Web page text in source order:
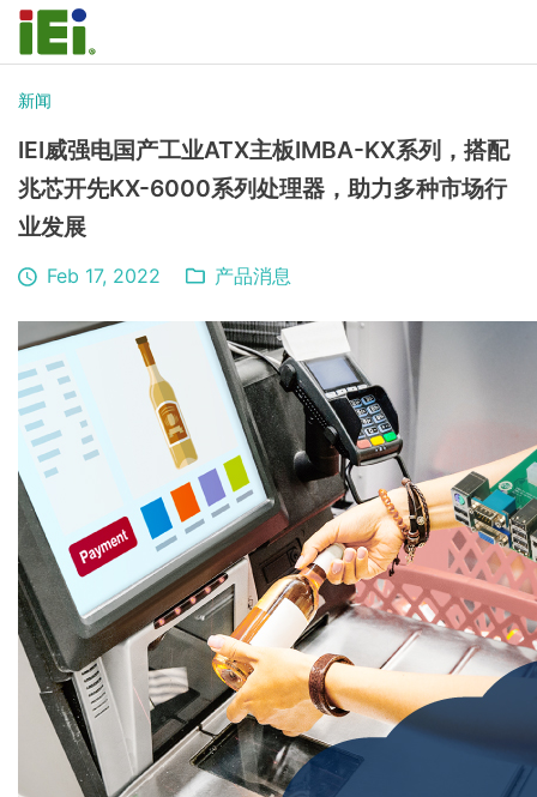
新闻
IEI威强电国产工业ATX主板IMBA-KX系列，搭配
兆芯开先KX-6000系列处理器，助力多种市场行
业发展
Feb 17, 2022 产品消息